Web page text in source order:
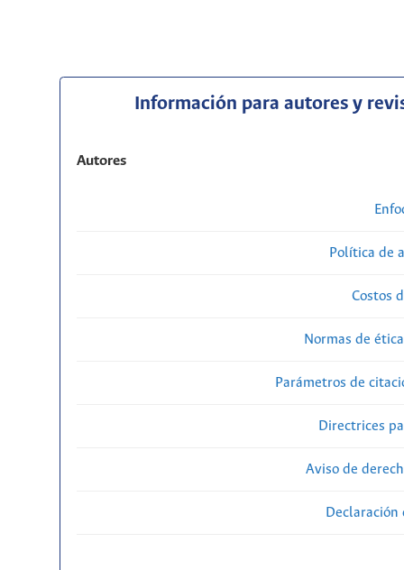
Información para autores y
Autores
Política de
Costos
Normas de
Parámetros de
Directrices
Aviso de